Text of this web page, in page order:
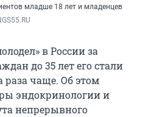
младше 18 лет и младенцев
в России за
до 35 лет его стали
раза чаще. Об этом
эндокринологии и
непрерывного